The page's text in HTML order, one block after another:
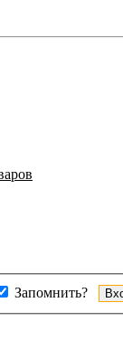
Запомнить?